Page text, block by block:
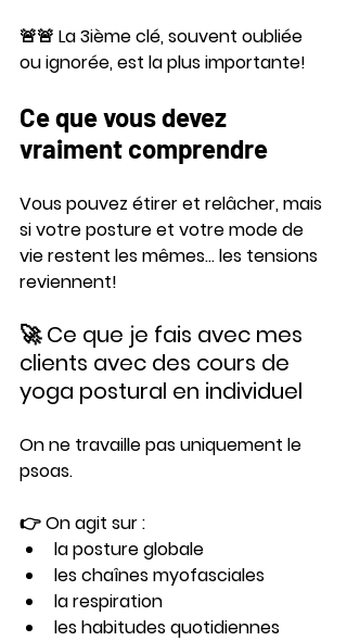
🚨🚨 La 3ième clé, souvent oubliée
ou ignorée, est la plus importante!
Ce que vous devez
vraiment comprendre
Vous pouvez étirer et relâcher, mais
si votre posture et votre mode de
vie restent les mêmes… les tensions
reviennent!
🚀 Ce que je fais avec mes
clients avec des cours de
yoga postural en individuel
On ne travaille pas uniquement le
psoas.
👉 On agit sur :
la posture globale
les chaînes myofasciales
la respiration
les habitudes quotidiennes